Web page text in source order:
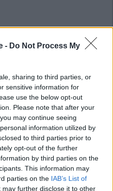
- Do Not Process My
sharing to third parties, or
sensitive information for
use the below opt-out
Please note that after your
may continue seeing
information utilized by
to third parties prior to
opt-out of the further
by third parties on the
This information may
parties on the IAB’s List of
may further disclose it to other